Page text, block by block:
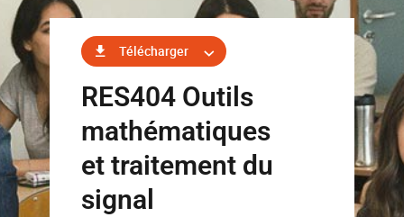
Télécharger
RES404 Outils
mathématiques
et traitement du
signal